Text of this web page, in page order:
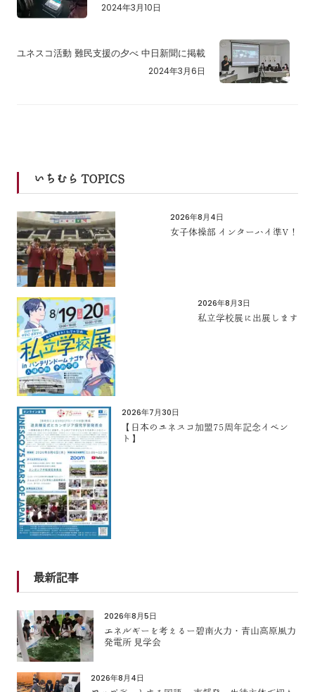
2024年3月10日
ユネスコ活動 難民支援の夕べ 中日新聞に掲載
2024年3月6日
いちむら TOPICS
2026年8月4日
女子体操部 インターハイ準V！
2026年8月3日
私立学校展に出展します
2026年7月30日
【日本のユネスコ加盟75周年記念イベン
ト】
最新記事
2026年8月5日
エネルギーを考えるー碧南火力・青山高原風力
発電所 見学会
2026年8月4日